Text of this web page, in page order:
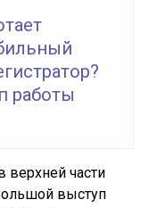
работы
верхней части
выступ